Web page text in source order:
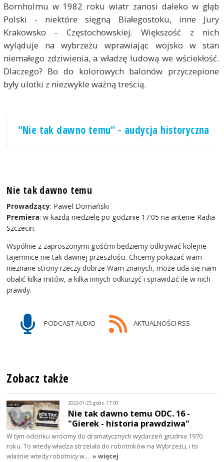
Bornholmu w 1982 roku wiatr zanosi daleko w głąb
Polski - niektóre sięgną Białegostoku, inne Jury
Krakowsko - Częstochowskiej. Większość z nich
wyląduje na wybrzeżu wprawiając wojsko w stan
niemałego zdziwienia, a władzę ludową we wściekłość.
Dlaczego? Bo do kolorowych balonów przyczepione
były ulotki z niezwykle ważną treścią.
"Nie tak dawno temu" - audycja historyczna
Nie tak dawno temu
Prowadzący: Paweł Domański
Premiera: w każdą niedzielę po godzinie 17:05 na antenie Radia
Szczecin.
Wspólnie z zaproszonymi gośćmi będziemy odkrywać kolejne
tajemnice nie tak dawnej przeszłości. Chcemy pokazać wam
nieznane strony rzeczy dobrze Wam znanych, może uda się nam
obalić kilka mitów, a kilka innych odkurzyć i sprawdzić ile w nich
prawdy.
PODCAST AUDIO AKTUALNOŚCI RSS
Zobacz także
2022-01-23, godz. 17:00
Nie tak dawno temu ODC. 16 -
"Gierek - historia prawdziwa"
W tym odcinku wrócimy do dramatycznych wydarzeń grudnia 1970
roku. To wtedy władza strzelała do robotników na Wybrzeżu, i to
właśnie wtedy robotnicy w… » więcej